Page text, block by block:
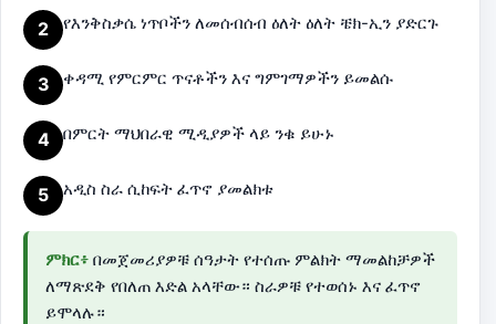
2 የእንቅስቃሴ ነጥቦችን ለመሰብሰብ ዕለት ዕለት ቼክ-ኢን ያድርጉ
3 ቀዳሚ የምርምር ጥናቶችን እና ግምገማዎችን ይመልሱ
4 በምርት ማህበራዊ ሚዲያዎች ላይ ንቁ ይሁኑ
5 አዲስ ስራ ሲከፍት ፈጥኖ ያመልክቱ
ምክር፥ በመጀመሪያዎቹ ሰዓታት የተሰጡ ምልክት ማመልከቻዎች
ለማጽደቅ የበለጠ እድል አላቸው። ስራዎቹ የተወሰኑ እና ፈጥኖ
ይሞላሉ።